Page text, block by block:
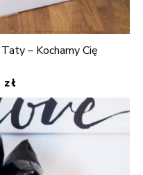
– Kochamy Cię
zł